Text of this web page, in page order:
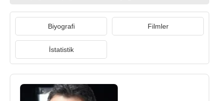
Biyografi Filmler
İstatistik